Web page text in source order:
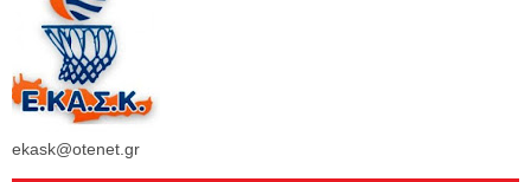
ekask@otenet.gr